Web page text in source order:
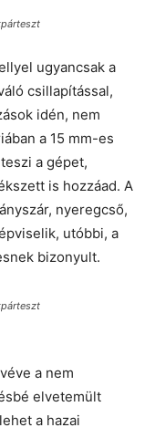
ugyancsak a
csillapítással,
idén, nem
a 15 mm-es
a gépet,
is hozzáad. A
nyeregcső,
utóbbi, a
bizonyult.
a nem
elvetemült
a hazai